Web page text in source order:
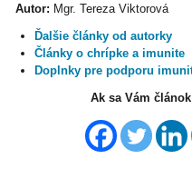
Autor: Mgr. Tereza Viktorová
Ďalšie články od autorky
Články o chrípke a imunite
Doplnky pre podporu
Ak sa Vám